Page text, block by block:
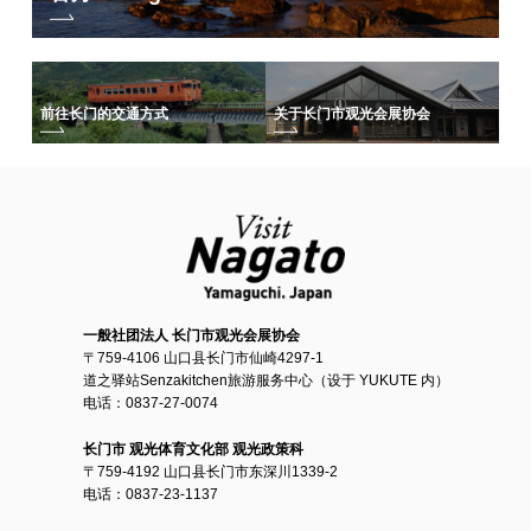
此外，长门市还为在长门市举办训练营的山口县外橄榄球组织提供 "橄榄球
训练营吸引项目补贴"，每人每晚 1,000 日元，每个组织最多 500,000 日
元。令人惊叹！训练营球场。
从长门汤本温泉的旅馆开车到训练基地所在的俵山山根体育场大约需要 15
门汤本温泉在内，长门市内还有五个温泉胜地，您可以享受不同氛围的温
点击此处查看长门五大名泉（长门汤本温泉、俵山温泉、玉门温泉、
提供的烤串有该协会的品牌鸡 "长州ori "和山口县出产的原产地鸡 "长州黑
柏"。Choshu Kuro Kashiwa 鸡肉具有只有地道鸡肉才有的嚼劲和美味，而
且还含有大量的亚胺肽，据说这种物质能有效缓解疲劳，因此是运动员的
推荐食材。
前往长门的交通方式 关于长门市观光会展协会
一般社团法人 长门市观光会展协会
〒759-4106 山口县长门市仙崎4297-1
道之驿站Senzakitchen旅游服务中心（设于 YUKUTE 内）
电话：0837-27-0074
长门市 观光体育文化部 观光政策科
〒759-4192 山口县长门市东深川1339-2
电话：0837-23-1137